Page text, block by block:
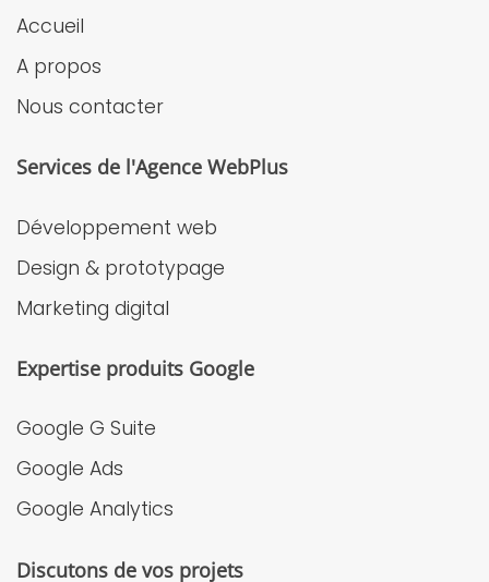
Accueil
A propos
Nous contacter
Services de l'Agence WebPlus
Développement web
Design & prototypage
Marketing digital
Expertise produits Google
Google G Suite
Google Ads
Google Analytics
Discutons de vos projets